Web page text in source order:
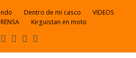
Dentro de mi casco
VIDEOS
Kirguistan en moto
Facebook
VK Youtube
electrónico